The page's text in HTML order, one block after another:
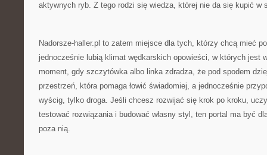
aktywnych ryb. Z tego rodzi się wiedza, której nie da się kupić w
Nadorsze-haller.pl to zatem miejsce dla tych, którzy chcą mieć
jednocześnie lubią klimat wędkarskich opowieści, w których jest
moment, gdy szczytówka albo linka zdradza, że pod spodem
przestrzeń, która pomaga łowić świadomiej, a jednocześnie
wyścig, tylko droga. Jeśli chcesz rozwijać się krok po kroku,
testować rozwiązania i budować własny styl, ten portal ma być
poza nią.